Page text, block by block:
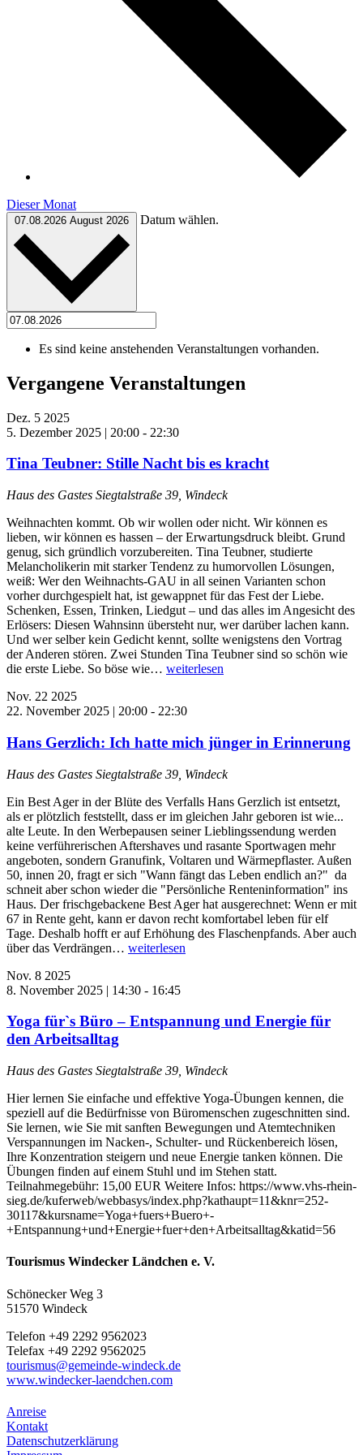
Dieser Monat
07.08.2026 August 2026 Datum wählen.
Es sind keine anstehenden Veranstaltungen vorhanden.
Vergangene Veranstaltungen
Dez. 5 2025
5. Dezember 2025 | 20:00 - 22:30
Tina Teubner: Stille Nacht bis es kracht
Haus des Gastes Siegtalstraße 39, Windeck
Weihnachten kommt. Ob wir wollen oder nicht. Wir können es
lieben, wir können es hassen – der Erwartungsdruck bleibt. Grund
genug, sich gründlich vorzubereiten. Tina Teubner, studierte
Melancholikerin mit starker Tendenz zu humorvollen Lösungen,
weiß: Wer den Weihnachts-GAU in all seinen Varianten schon
vorher durchgespielt hat, ist gewappnet für das Fest der Liebe.
Schenken, Essen, Trinken, Liedgut – und das alles im Angesicht des
Erlösers: Diesen Wahnsinn übersteht nur, wer darüber lachen kann.
Und wer selber kein Gedicht kennt, sollte wenigstens den Vortrag
der Anderen stören. Zwei Stunden Tina Teubner sind so schön wie
die erste Liebe. So böse wie… weiterlesen
Nov. 22 2025
22. November 2025 | 20:00 - 22:30
Hans Gerzlich: Ich hatte mich jünger in Erinnerung
Haus des Gastes Siegtalstraße 39, Windeck
Ein Best Ager in der Blüte des Verfalls Hans Gerzlich ist entsetzt,
als er plötzlich feststellt, dass er im gleichen Jahr geboren ist wie...
alte Leute. In den Werbepausen seiner Lieblingssendung werden
keine verführerischen Aftershaves und rasante Sportwagen mehr
angeboten, sondern Granufink, Voltaren und Wärmepflaster. Außen
50, innen 20, fragt er sich "Wann fängt das Leben endlich an?" da
schneit aber schon wieder die "Persönliche Renteninformation" ins
Haus. Der frischgebackene Best Ager hat ausgerechnet: Wenn er mit
67 in Rente geht, kann er davon recht komfortabel leben für elf
Tage. Deshalb hofft er auf Erhöhung des Flaschenpfands. Aber auch
über das Verdrängen… weiterlesen
Nov. 8 2025
8. November 2025 | 14:30 - 16:45
Yoga für`s Büro – Entspannung und Energie für
den Arbeitsalltag
Haus des Gastes Siegtalstraße 39, Windeck
Hier lernen Sie einfache und effektive Yoga-Übungen kennen, die
speziell auf die Bedürfnisse von Büromenschen zugeschnitten sind.
Sie lernen, wie Sie mit sanften Bewegungen und Atemtechniken
Verspannungen im Nacken-, Schulter- und Rückenbereich lösen,
Ihre Konzentration steigern und neue Energie tanken können. Die
Übungen finden auf einem Stuhl und im Stehen statt.
Teilnahmegebühr: 15,00 EUR Weitere Infos: https://www.vhs-rhein-
sieg.de/kuferweb/webbasys/index.php?kathaupt=11&knr=252-
30117&kursname=Yoga+fuers+Buero+-
+Entspannung+und+Energie+fuer+den+Arbeitsalltag&katid=56
Tourismus Windecker Ländchen e. V.
Schönecker Weg 3
51570 Windeck
Telefon +49 2292 9562023
Telefax +49 2292 9562025
tourismus@gemeinde-windeck.de
www.windecker-laendchen.com
Anreise
Kontakt
Datenschutzerklärung